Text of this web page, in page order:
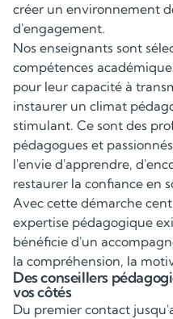
créer un environnement
d'engagement.
Nos enseignants sont
compétences
pour leur capacité à
instaurer un climat
stimulant. Ce sont des
pédagogues et
l'envie d'apprendre,
restaurer la confiance en
Avec cette démarche
expertise pédagogique
bénéficie d'un
la compréhension, la
Des conseillers
vos côtés
Du premier contact